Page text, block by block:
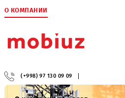
О КОМПАНИИ
(+998) 97 130 09 09